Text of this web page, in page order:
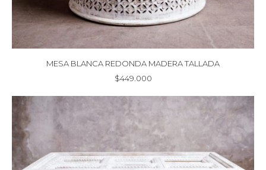
MESA BLANCA REDONDA MADERA TALLADA
$449.000